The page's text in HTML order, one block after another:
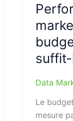
suffit-
Data
Le
mesure